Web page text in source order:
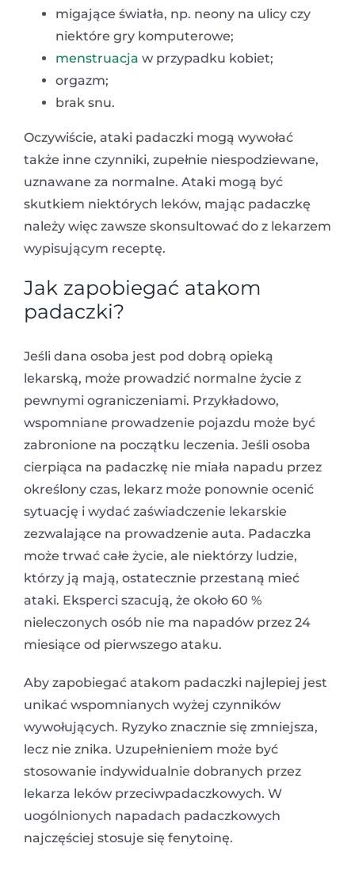
migające światła, np. neony na ulicy czy
niektóre gry komputerowe;
menstruacja w przypadku kobiet;
orgazm;
brak snu.
Oczywiście, ataki padaczki mogą wywołać
także inne czynniki, zupełnie niespodziewane,
uznawane za normalne. Ataki mogą być
skutkiem niektórych leków, mając padaczkę
należy więc zawsze skonsultować do z lekarzem
wypisującym receptę.
Jak zapobiegać atakom
padaczki?
Jeśli dana osoba jest pod dobrą opieką
lekarską, może prowadzić normalne życie z
pewnymi ograniczeniami. Przykładowo,
wspomniane prowadzenie pojazdu może być
zabronione na początku leczenia. Jeśli osoba
cierpiąca na padaczkę nie miała napadu przez
określony czas, lekarz może ponownie ocenić
sytuację i wydać zaświadczenie lekarskie
zezwalające na prowadzenie auta. Padaczka
może trwać całe życie, ale niektórzy ludzie,
którzy ją mają, ostatecznie przestaną mieć
ataki. Eksperci szacują, że około 60 %
nieleczonych osób nie ma napadów przez 24
miesiące od pierwszego ataku.
Aby zapobiegać atakom padaczki najlepiej jest
unikać wspomnianych wyżej czynników
wywołujących. Ryzyko znacznie się zmniejsza,
lecz nie znika. Uzupełnieniem może być
stosowanie indywidualnie dobranych przez
lekarza leków przeciwpadaczkowych. W
uogólnionych napadach padaczkowych
najczęściej stosuje się fenytoinę.